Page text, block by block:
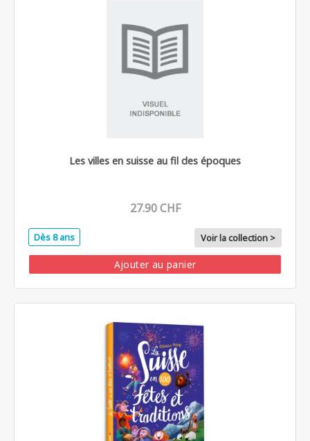
Les villes en suisse au fil des époques
27.90 CHF
Dès 8 ans Voir la collection >
Ajouter au panier